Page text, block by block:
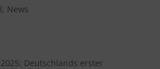
, News
Deutschlands erster